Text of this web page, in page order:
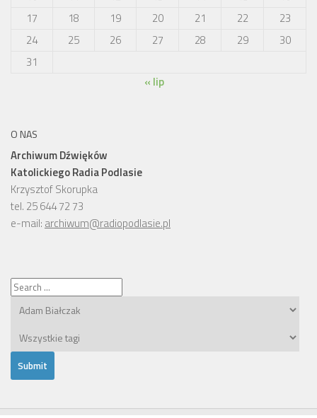
17
18 19 20 21 22
23
24
25 26 27 28 29
30
31
« lip
O NAS
Archiwum Dźwięków
Katolickiego Radia Podlasie
Krzysztof Skorupka
tel. 25 644 72 73
e-mail: archiwum@radiopodlasie.pl